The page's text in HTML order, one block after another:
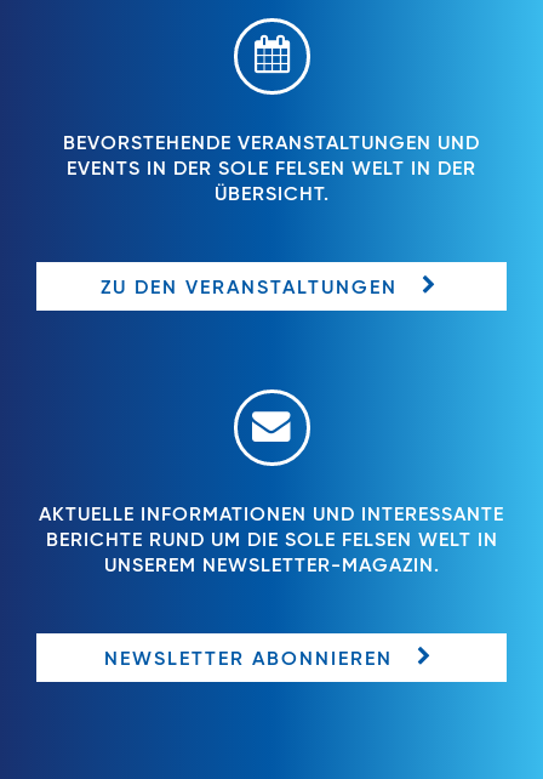
BEVORSTEHENDE VERANSTALTUNGEN UND
EVENTS IN DER SOLE FELSEN WELT IN DER
ÜBERSICHT.
ZU DEN VERANSTALTUNGEN
AKTUELLE INFORMATIONEN UND INTERESSANTE
BERICHTE RUND UM DIE SOLE FELSEN WELT IN
UNSEREM NEWSLETTER-MAGAZIN.
NEWSLETTER ABONNIEREN